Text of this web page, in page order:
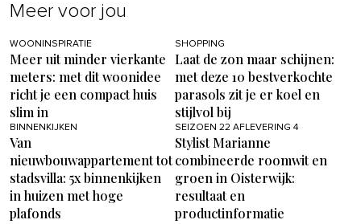
Meer voor jou
WOONINSPIRATIE
Meer uit minder vierkante
meters: met dit woonidee
richt je een compact huis
slim in
SHOPPING
Laat de zon maar schijnen:
met deze 10 bestverkochte
parasols zit je er koel en
stijlvol bij
BINNENKIJKEN
Van
nieuwbouwappartement tot
stadsvilla: 5x binnenkijken
in huizen met hoge
plafonds
SEIZOEN 22 AFLEVERING 4
Stylist Marianne
combineerde roomwit en
groen in Oisterwijk:
resultaat en
productinformatie